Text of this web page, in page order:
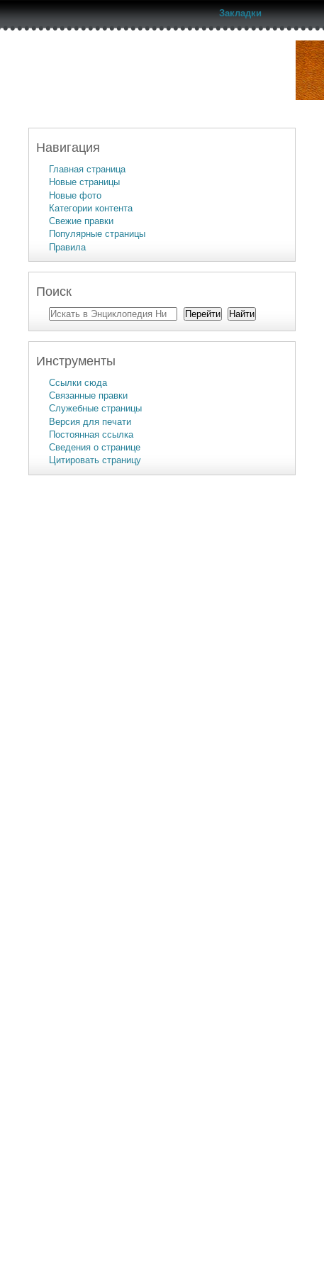
Закладки
Навигация
Главная страница
Новые страницы
Новые фото
Категории контента
Свежие правки
Популярные страницы
Правила
Поиск
Инструменты
Ссылки сюда
Связанные правки
Служебные страницы
Версия для печати
Постоянная ссылка
Сведения о странице
Цитировать страницу